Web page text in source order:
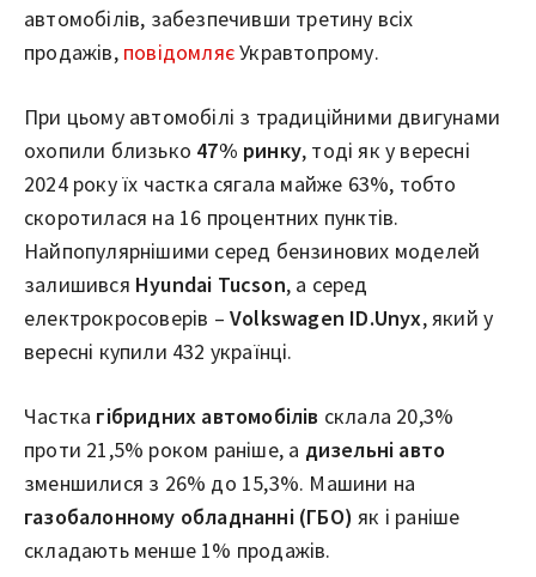
автомобілів, забезпечивши третину всіх
продажів, повідомляєУкравтопрому.
При цьому автомобілі з традиційними двигунами
охопили близько 47% ринку, тоді як у вересні
2024 року їх частка сягала майже 63%, тобто
скоротилася на 16 процентних пунктів.
Найпопулярнішими серед бензинових моделей
залишився Hyundai Tucson, а серед
електрокросоверів – Volkswagen ID.Unyx, який у
вересні купили 432 українці.
Частка гібридних автомобілів склала 20,3%
проти 21,5% роком раніше, а дизельні авто
зменшилися з 26% до 15,3%. Машини на
газобалонному обладнанні (ГБО) як і раніше
складають менше 1% продажів.